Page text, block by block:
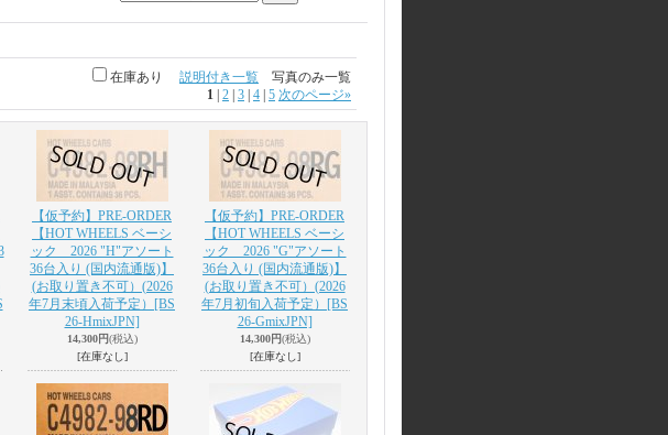
在庫あり 説明付き一覧 写真のみ一覧
1 2 3 4 5 次のページ»
【仮予約】PRE-ORDER
【HOT WHEELS ベーシ
ック 2026 "H"アソート
36台入り (国内流通版)】
(お取り置き不可）(2026
年7月末頃入荷予定） [BS
26-HmixJPN]
14,300円(税込)
[在庫なし]
【仮予約】PRE-ORDER
【HOT WHEELS ベーシ
ック 2026 "G"アソート
36台入り (国内流通版)】
(お取り置き不可）(2026
年7月初旬入荷予定） [BS
26-GmixJPN]
14,300円(税込)
[在庫なし]